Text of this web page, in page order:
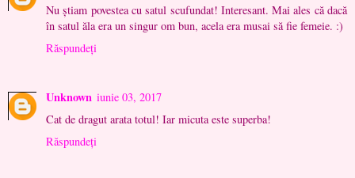
Nu ştiam povestea cu satul scufundat! Interesant. Mai ales că dacă
în satul ăla era un singur om bun, acela era musai să fie femeie. :)
Răspundeți
Unknown iunie 03, 2017
Cat de dragut arata totul! Iar micuta este superba!
Răspundeți